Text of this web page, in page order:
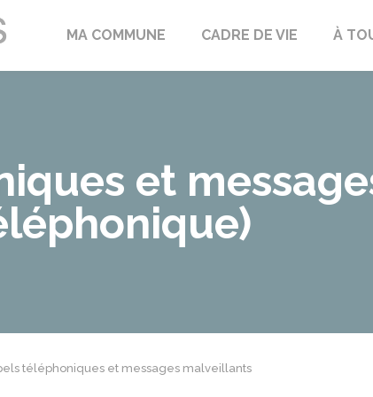
ÉchilleusesMA COMMUNE CADRE DE VIE À
et
téléphoniques et messages malveillants